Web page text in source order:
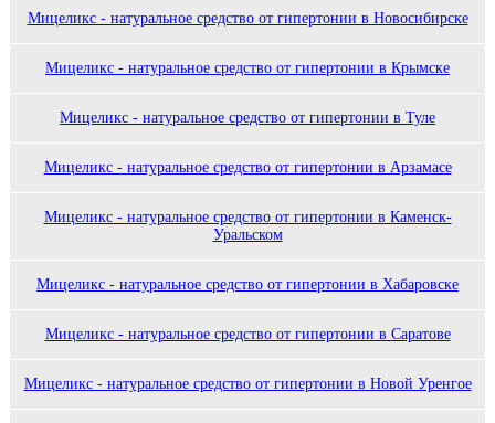
Мицеликс - натуральное средство от гипертонии в Новосибирске
Мицеликс - натуральное средство от гипертонии в Крымске
Мицеликс - натуральное средство от гипертонии в Туле
Мицеликс - натуральное средство от гипертонии в Арзамасе
Мицеликс - натуральное средство от гипертонии в Каменск-
Уральском
Мицеликс - натуральное средство от гипертонии в Хабаровске
Мицеликс - натуральное средство от гипертонии в Саратове
Мицеликс - натуральное средство от гипертонии в Новой Уренгое